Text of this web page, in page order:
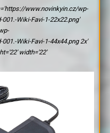
www.novinkyin.cz/wp-
Wiki-Favi-1-22x22.png'
Wiki-Favi-1-44x44.png 2x'
width='22'